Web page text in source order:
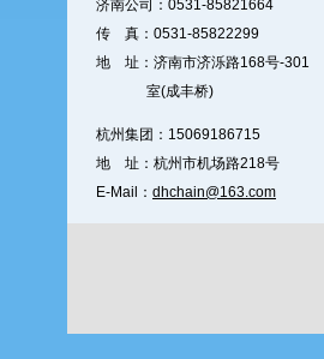
济南公司：0531-85821664
传 真：0531-85822299
地 址：济南市济泺路168号-301
室(成丰桥)
杭州集团：15069186715
地 址：杭州市机场路218号
E-Mail： dhchain@163.com